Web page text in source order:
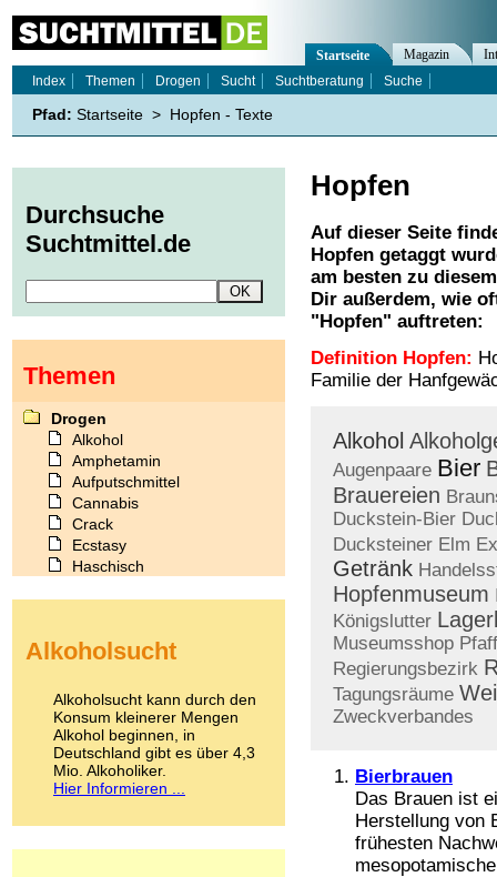
Hopfen
Auf dieser Seite
Hopfen getaggt
am besten zu
Dir außerdem, wie
" Hopfen" auftreten:
Definition Hopfen:
Familie der
Alkohol
Augenpaare Bier
Brauereien
Duckstein-Bier
Ducksteiner Elm
Getränk
Hopfenmuseum
Königslutter
Museumsshop
Regierungsbezirk
Tagungsräume
Zweckverbandes
Bierbrauen
Das Brauen ist
Herstellung von
frühesten
Startseite Magazin
Index
Themen Drogen Sucht Suchtberatung Suche
Pfad: Startseite > Hopfen - Texte
Durchsuche
Suchtmittel.de
Themen
Drogen
Alkohol
Amphetamin
Aufputschmittel
Cannabis
Crack
Ecstasy
Haschisch
Kokain
LSD
Marihuana
Medikamente
Meskalin
Metamphetamin
Methadon
Alkoholsucht
Alkoholsucht kann durch den
Konsum kleinerer Mengen
Alkohol beginnen, in
Deutschland gibt es über 4,3
Mio. Alkoholiker.
Hier Informieren ...